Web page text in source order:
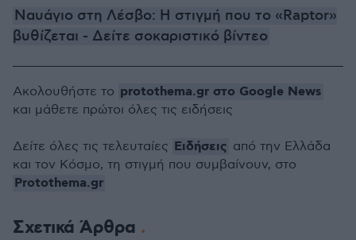
Ναυάγιο στη Λέσβο: Η στιγμή που το «Raptor»
βυθίζεται - Δείτε σοκαριστικό βίντεο
Σχετικά Άρθρα
Ακολουθήστε το protothema.gr στο Google News
και μάθετε πρώτοι όλες τις ειδήσεις
Δείτε όλες τις τελευταίες Ειδήσεις από την Ελλάδα
και τον Κόσμο, τη στιγμή που συμβαίνουν, στο
Protothema.gr